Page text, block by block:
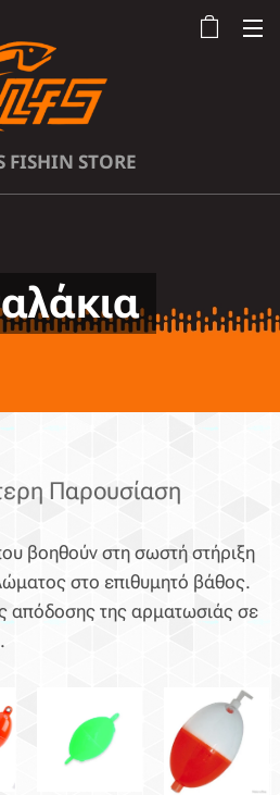
FISHIN STORE
Παρουσίαση
βοηθούν στη σωστή στήριξη
στο επιθυμητό βάθος.
απόδοσης της αρματωσιάς σε